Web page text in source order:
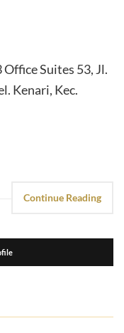
Suites 53, Jl.
Kenari, Kec.
Continue Reading